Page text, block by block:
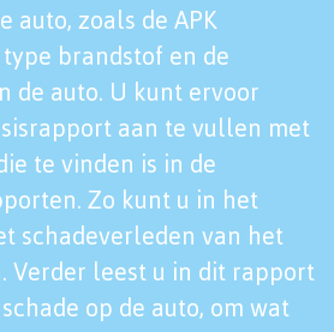
auto, zoals de APK
brandstof en de
de auto. U kunt ervoor
aan te vullen met
te vinden is in de
Zo kunt u in het
schadeverleden van het
Verder leest u in dit rapport
op de auto, om wat